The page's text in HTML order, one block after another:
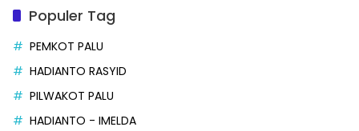
Populer Tag
PEMKOT PALU
HADIANTO RASYID
PILWAKOT PALU
HADIANTO - IMELDA